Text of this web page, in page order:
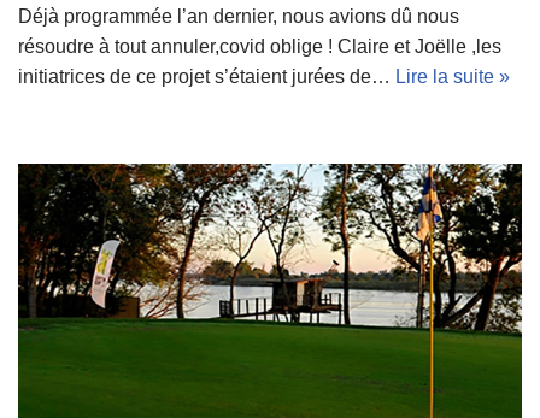
Déjà programmée l’an dernier, nous avions dû nous
résoudre à tout annuler,covid oblige ! Claire et Joëlle ,les
initiatrices de ce projet s’étaient jurées de… Lire la suite »